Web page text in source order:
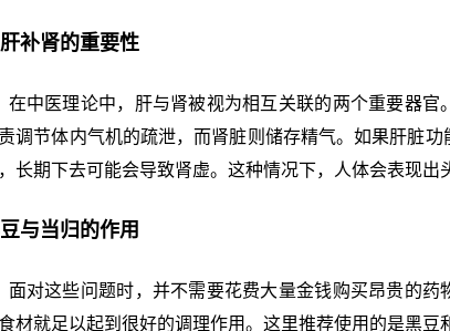
补肾的重要性
中医理论中，肝与肾被视为相互关联的两个重要器官
调节体内气机的疏泄，而肾脏则储存精气。如果肝脏
长期下去可能会导致肾虚。这种情况下，人体会表现出
与当归的作用
对这些问题时，并不需要花费大量金钱购买昂贵的药
材就足以起到很好的调理作用。这里推荐使用的是黑豆